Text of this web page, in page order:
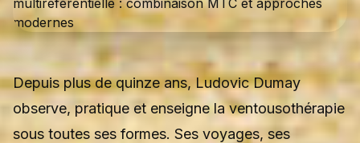
Depuis plus de quinze ans, Ludovic Dumay
observe, pratique et enseigne la ventousothérapie
sous toutes ses formes. Ses voyages, ses